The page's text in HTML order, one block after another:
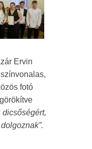
Ervin
fotó
dicsőségért,